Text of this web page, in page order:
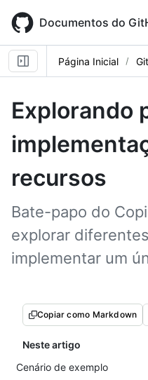
main
content
Documentos do
Página Inicial
Explorando
recursos
Bate-papo do
explorar
implementar um
Copiar como Markdown
Neste artigo
Cenário de exemplo